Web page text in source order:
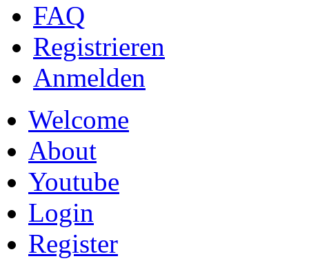
FAQ
Registrieren
Anmelden
Welcome
About
Youtube
Login
Register